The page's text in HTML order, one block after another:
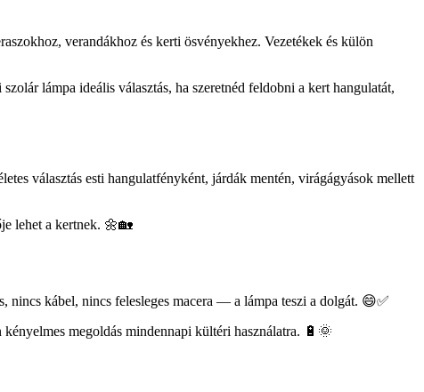
verandákhoz és kerti ösvényekhez. Vezetékek és külön
lámpa ideális választás, ha szeretnéd feldobni a kert hangulatát,
választás esti hangulatfényként, járdák mentén, virágágyások mellett
lehet a kertnek. 🌼🏡
nincs kábel, nincs felesleges macera — a lámpa teszi a dolgát. 😄✅
megoldás mindennapi kültéri használatra. 🔋🌞